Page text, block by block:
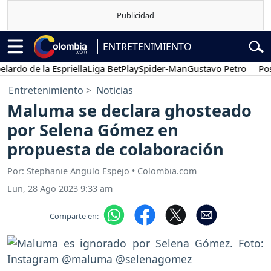
ENTRETENIMIENTO
de la EspriellaLiga BetPlaySpider-ManGustavo Petro
Entretenimiento Noticias
Maluma se declara ghosteado
por Selena Gómez en
propuesta de colaboración
Por: Stephanie Angulo Espejo • Colombia.com
Lun, 28 Ago 2023 9:33 am
Comparte en: